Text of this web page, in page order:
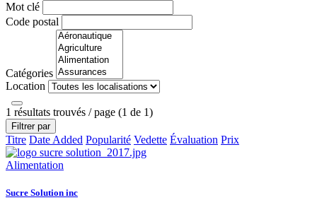
Mot clé
Code postal
Catégories
Location
1 résultats trouvés / page (1 de 1)
Filtrer par
Titre Date Added Popularité Vedette Évaluation Prix
Alimentation
Sucre Solution inc